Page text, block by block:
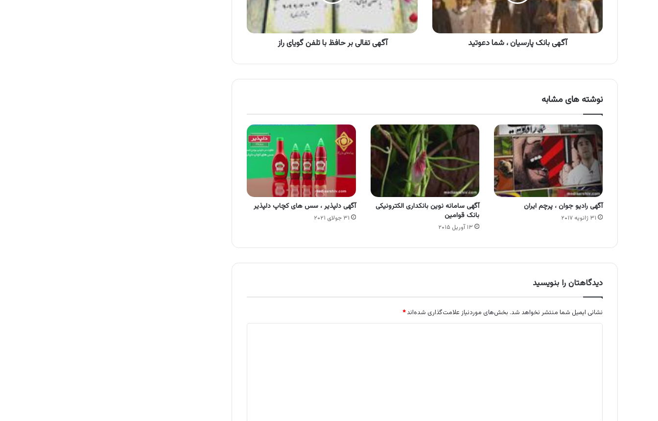
آگهی بانک پارسیان ، شما دعوتید
گویای
راز
آگهی تفالی بر حافظ با تلفن گویای راز
نوشته های مشابه
آگهی رادیو جوان ، پرچم ایران
۳۱ ژانویه ۲۰۱۷
آگهی سامانه نوین بانکداری الکترونیکی
بانک قوامین
۱۳ آوریل ۲۰۱۵
آگهی دلپذیر ، سس های کچاپ دلپذیر
۳۱ جولای ۲۰۲۱
دیدگاهتان را بنویسید
نشانی ایمیل شما منتشر نخواهد شد. بخش‌های موردنیاز علامت‌گذاری شده‌اند*